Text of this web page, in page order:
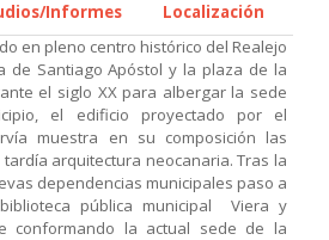
Informes
Localización
en pleno centro histórico del Realejo
de Santiago Apóstol y la plaza de la
el siglo XX para albergar la sede
el edificio proyectado por el
muestra en su composición las
arquitectura neocanaria. Tras la
dependencias municipales paso a
pública municipal Viera y
conformando la actual sede de la